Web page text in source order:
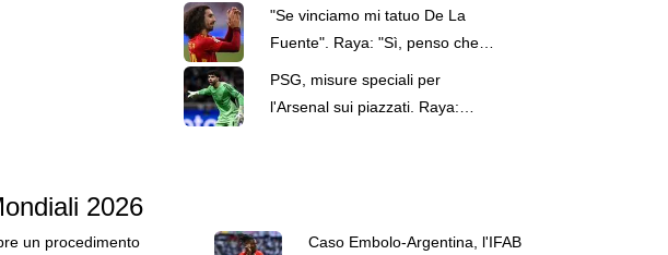
chiedevano chi fossi"
"Se vinciamo mi tatuo De La
Fuente". Raya: "Sì, penso che
Cucurella lo farebbe sul serio"
PSG, misure speciali per
l'Arsenal sui piazzati. Raya:
2026
un procedimento
Caso Embolo-Argentina, l'IFAB